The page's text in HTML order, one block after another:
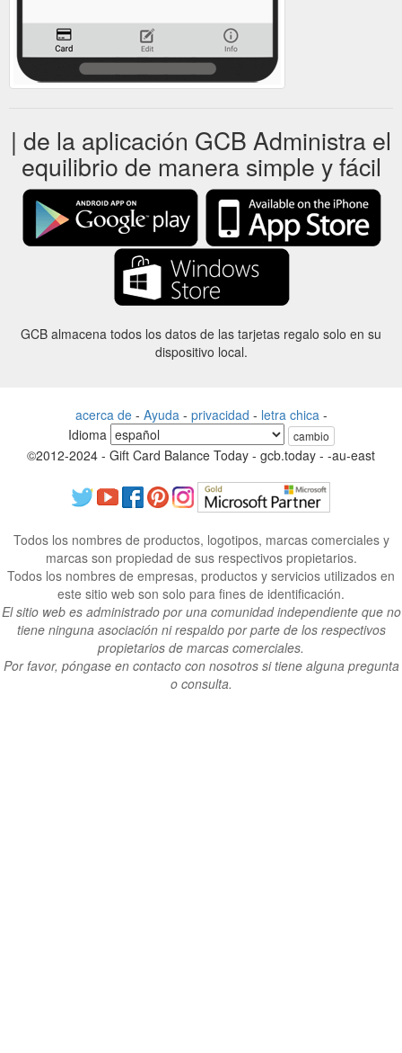
| de la aplicación GCB Administra el
equilibrio de manera simple y fácil
GCB almacena todos los datos de las tarjetas regalo solo en su
dispositivo local.
acerca de- Ayuda - privacidad - letra chica -
Idioma
cambio
©2012-2024 - Gift Card Balance Today - gcb.today - -au-east
Todos los nombres de productos, logotipos, marcas comerciales y
marcas son propiedad de sus respectivos propietarios.
Todos los nombres de empresas, productos y servicios utilizados en
este sitio web son solo para fines de identificación.
El sitio web es administrado por una comunidad independiente que no
tiene ninguna asociación ni respaldo por parte de los respectivos
propietarios de marcas comerciales.
Por favor, póngase en contacto con nosotros si tiene alguna pregunta
o consulta.